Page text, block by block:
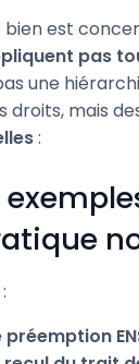
bien est
pas
une
droits, mais
:
: